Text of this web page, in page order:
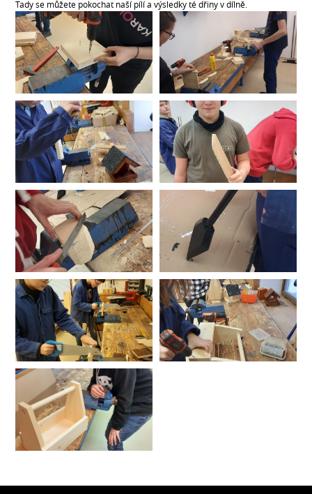
Tady se můžete pokochat naší pílí a výsledky té dřiny v dílně.